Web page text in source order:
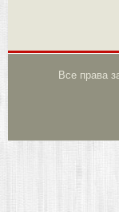
Все права